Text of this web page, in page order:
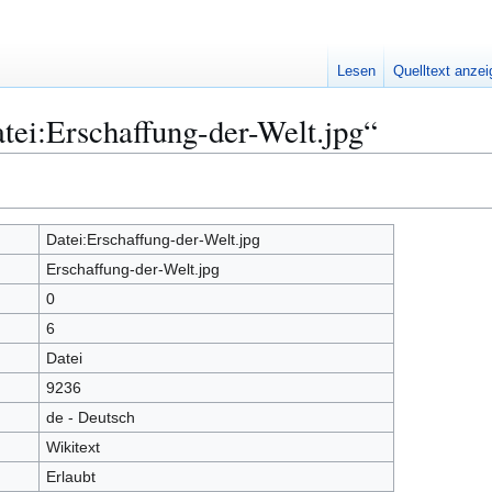
der-Welt.jpg“
Datei:Erschaffung-der-Welt.jpg
Erschaffung-der-Welt.jpg
0
6
Datei
9236
de - Deutsch
Wikitext
Erlaubt
Lesen Quelltext